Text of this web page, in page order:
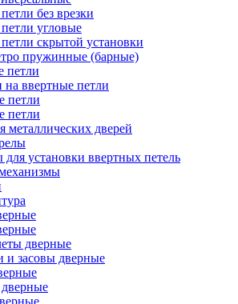
без врезки
угловые
скрытой установки
пружинные (барные)
петли
на ввертные петли
петли
петли
металлических дверей
установки ввертных петель
дверные
и засовы дверные